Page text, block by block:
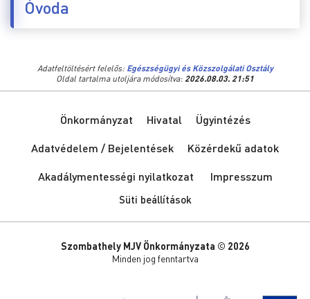
Óvoda
Adatfeltöltésért felelős: Egészségügyi és Közszolgálati Osztály
Oldal tartalma utoljára módosítva: 2026.08.03. 21:51
Önkormányzat Hivatal
Ügyintézés
Adatvédelem / Bejelentések
Közérdekű adatok
Akadálymentességi nyilatkozat
Impresszum
Süti beállítások
Szombathely MJV Önkormányzata © 2026
Minden jog fenntartva